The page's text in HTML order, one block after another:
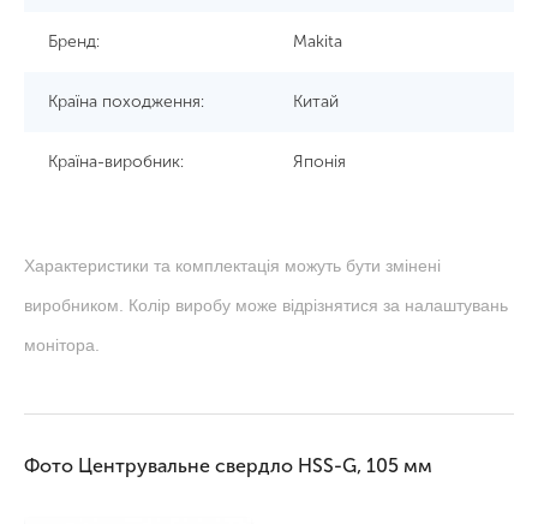
Бренд: Makita
Країна походження: Китай
Країна-виробник: Японія
Характеристики та комплектація можуть бути змінені
виробником. Колір виробу може відрізнятися за налаштувань
монітора.
Фото Центрувальне свердло HSS-G, 105 мм